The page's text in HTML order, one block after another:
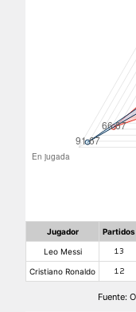
Jugador Partidos
Leo Messi 13
Cristiano Ronaldo 12
Fuente: